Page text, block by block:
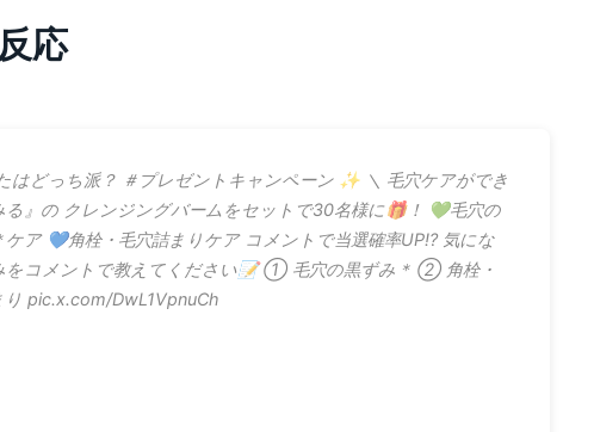
応
はどっち派？ ＃プレゼントキャンペーン ✨ ＼ 毛穴ケアができ
る』の クレンジングバームをセットで30名様に🎁！ 💚毛穴の
ケア 💙角栓・毛穴詰まりケア コメントで当選確率UP⁉ 気にな
をコメントで教えてください📝 ① 毛穴の黒ずみ＊ ② 角栓・
り pic.x.com/DwL1VpnuCh